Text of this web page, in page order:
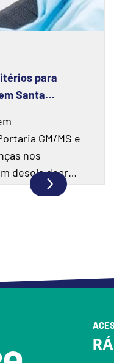
para
Santa
GM/MS e
nos
deseja doar